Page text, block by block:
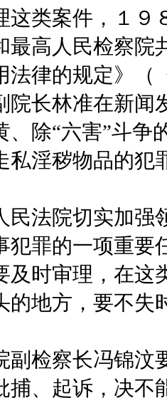
这类案件，１９
最高人民检察院
法律的规定》（
院长林准在新闻
、除“六害”斗争
私淫秽物品的犯
民法院切实加强
犯罪的一项重要
及时审理，在这
的地方，要不失
副检察长冯锦汶
捕、起诉，决不